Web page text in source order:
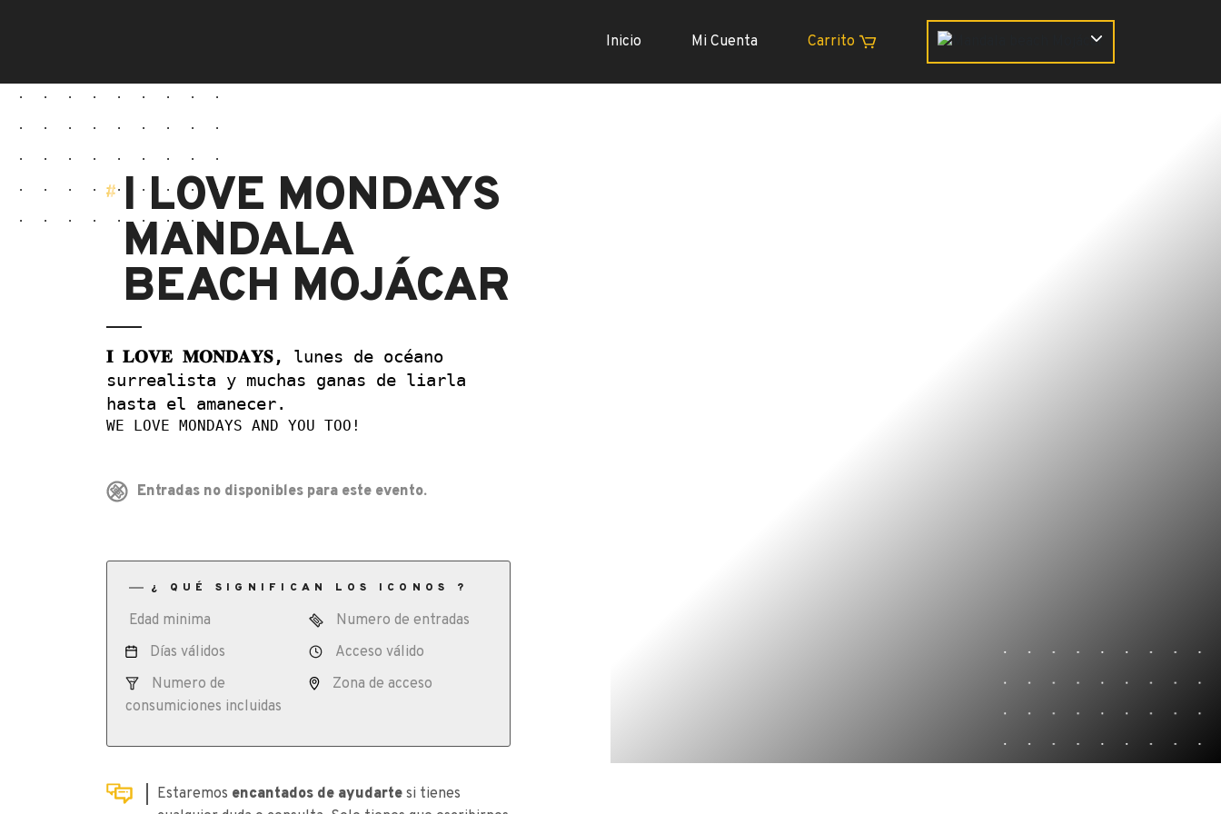
Inicio Mi Cuenta Carrito
I LOVE MONDAYS
MANDALA
BEACH MOJÁCAR
𝐈 𝐋𝐎𝐕𝐄 𝐌𝐎𝐍𝐃𝐀𝐘𝐒, lunes de océano
surrealista y muchas ganas de liarla
hasta el amanecer.
WE LOVE MONDAYS AND YOU TOO!
Entradas no disponibles para este evento.
¿ QUÉ SIGNIFICAN LOS ICONOS ?
Edad minima
Días válidos
Numero de
consumiciones incluidas
Numero de entradas
Acceso válido
Zona de acceso
Estaremos encantados de ayudarte si tienes